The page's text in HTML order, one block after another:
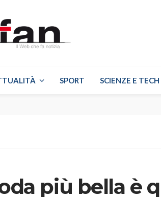
SPORT SCIENZE E TECH
più bella è